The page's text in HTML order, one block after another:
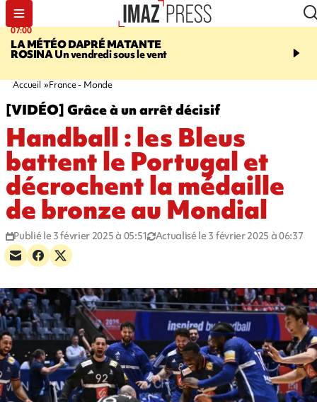
07:00
LA MÉTÉO DAPRÉ MATANTE
ROSINAUn vendredi sous le vent
07:58
téléphérique Papang
Accueil France - Monde
[VIDÉO] Grâce à un arrêt décisif
Handball : les Bleus
battent le Portugal et
décrochent la médaille
de bronze au Mondial
Publié le 3 février 2025 à 05:51 Actualisé le 3 février 2025 à 06:37